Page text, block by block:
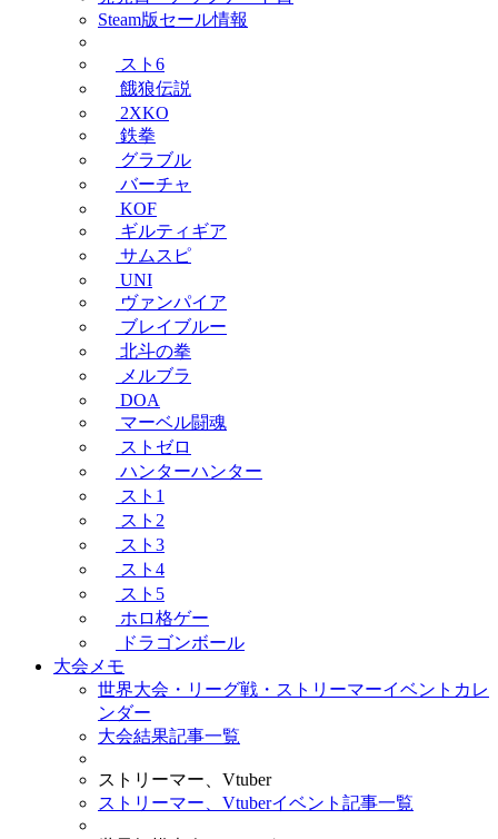
Steam版セール情報
スト6
餓狼伝説
2XKO
鉄拳
グラブル
バーチャ
KOF
ギルティギア
サムスピ
UNI
ヴァンパイア
ブレイブルー
北斗の拳
メルブラ
DOA
マーベル闘魂
ストゼロ
ハンターハンター
スト1
スト2
スト3
スト4
スト5
ホロ格ゲー
ドラゴンボール
大会メモ
世界大会・リーグ戦・ストリーマーイベントカレ
ンダー
大会結果記事一覧
ストリーマー、Vtuber
ストリーマー、Vtuberイベント記事一覧